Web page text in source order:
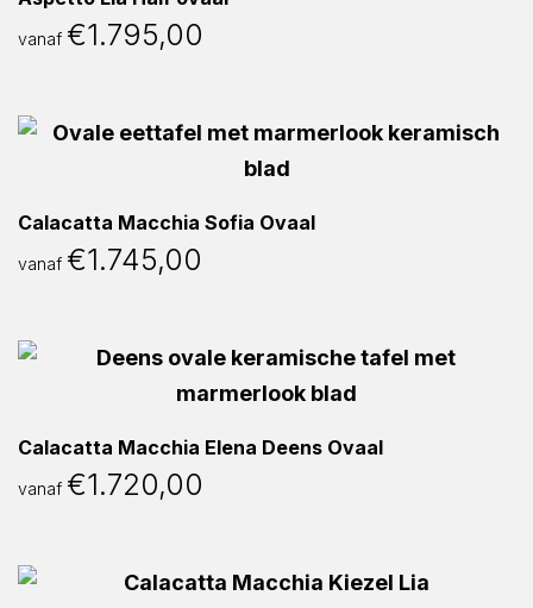
vanaf €1.795,00
Calacatta Macchia Sofia Ovaal
vanaf €1.745,00
Calacatta Macchia Elena Deens Ovaal
vanaf €1.720,00